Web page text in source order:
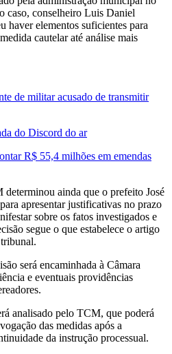
caso, conselheiro Luis Daniel
haver elementos suficientes para
cautelar até análise mais
de militar acusado de transmitir
do Discord do ar
R$ 55,4 milhões em emendas
ainda que o prefeito José
apresentar justificativas no prazo
sobre os fatos investigados e
segue o que estabelece o artigo
será encaminhada à Câmara
e eventuais providências
analisado pelo TCM, que poderá
das medidas após a
da instrução processual.